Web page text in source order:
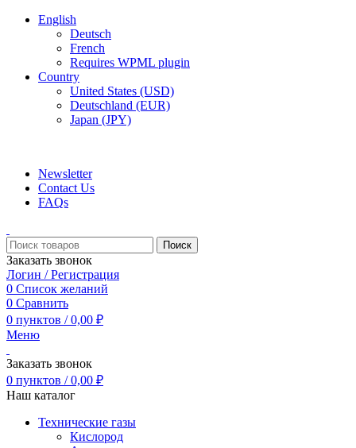
English
Deutsch
French
Requires WPML plugin
Country
United States (USD)
Deutschland (EUR)
Japan (JPY)
Newsletter
Contact Us
FAQs
Поиск
Заказать звонок
Логин / Регистрация
0 Список желаний
0 Сравнить
0 пунктов / 0,00 ₽
Меню
Заказать звонок
0 пунктов / 0,00 ₽
Наш каталог
Технические газы
Кислород